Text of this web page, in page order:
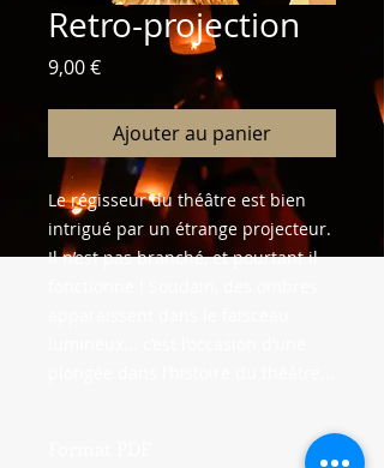
Retro-projection
9,00 €Prix
Ajouter au panier
Le régisseur du théâtre est bien
intrigué par un étrange projecteur.
Il n’est pas branché, et pourtant il